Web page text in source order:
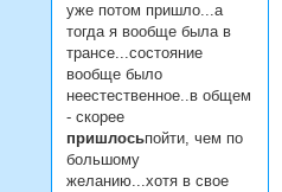
уже потом пришло...а
тогда я вообще была в
трансе...состояние
вообще было
неестественное..в общем
- скорее
пришлосьпойти, чем по
большому
желанию...хотя в свое